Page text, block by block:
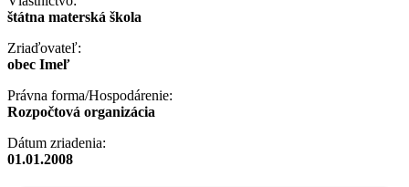
štátna materská škola
Zriaďovateľ:
obec Imeľ
Právna forma/Hospodárenie:
Rozpočtová organizácia
Dátum zriadenia:
01.01.2008